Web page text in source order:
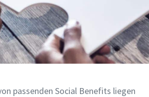
passenden Social Benefits liegen